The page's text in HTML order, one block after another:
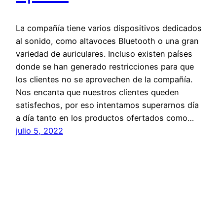
La compañía tiene varios dispositivos dedicados
al sonido, como altavoces Bluetooth o una gran
variedad de auriculares. Incluso existen países
donde se han generado restricciones para que
los clientes no se aprovechen de la compañía.
Nos encanta que nuestros clientes queden
satisfechos, por eso intentamos superarnos día
a día tanto en los productos ofertados como…
julio 5, 2022